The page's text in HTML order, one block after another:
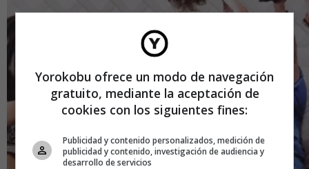
Yorokobu ofrece un modo de navegación
gratuito, mediante la aceptación de
cookies con los siguientes fines:
Publicidad y contenido personalizados, medición de
publicidad y contenido, investigación de audiencia y
desarrollo de servicios